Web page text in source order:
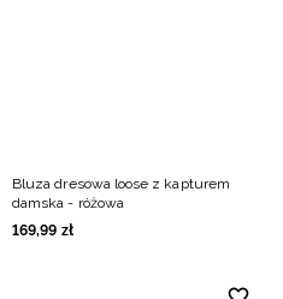
Bluza dresowa loose z kapturem
damska - różowa
169,99 zł